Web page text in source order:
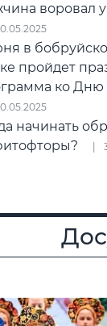
воровал у
в
пройдет
ко Дню
начинать